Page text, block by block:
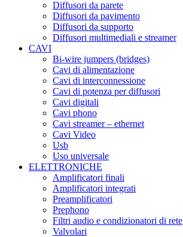
Diffusori da parete
Diffusori da pavimento
Diffusori da supporto
Diffusori multimediali e streamer
CAVI
Bi-wire jumpers (bridges)
Cavi di alimentazione
Cavi di interconnessione
Cavi di potenza per diffusori
Cavi digitali
Cavi phono
Cavi streamer – ethernet
Cavi Video
Usb
Uso universale
ELETTRONICHE
Amplificatori finali
Amplificatori integrati
Preamplificatori
Prephono
Filtri audio e condizionatori di rete
Valvolari